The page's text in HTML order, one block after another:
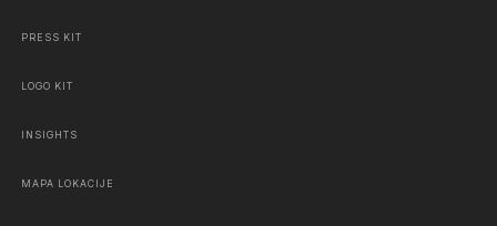
PRESS KIT
LOGO KIT
INSIGHTS
MAPA LOKACIJE